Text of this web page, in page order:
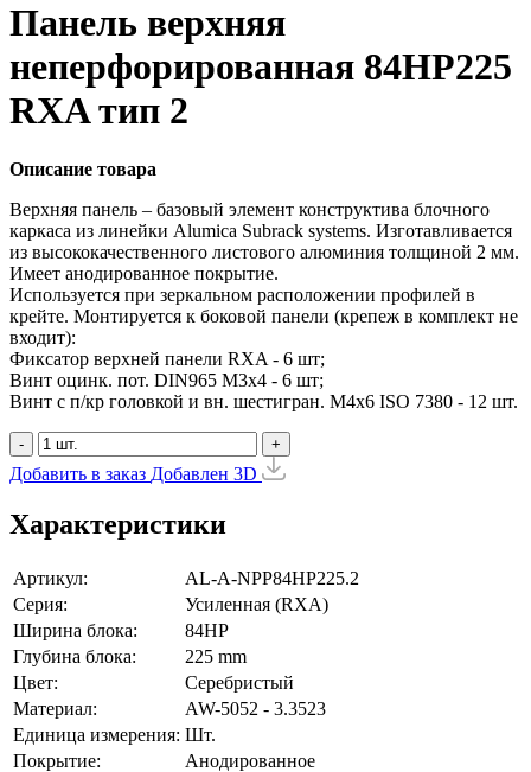
Панель верхняя
неперфорированная 84HP225
RXA тип 2
Описание товара
Верхняя панель – базовый элемент конструктива блочного
каркаса из линейки Alumica Subrack systems. Изготавливается
из высококачественного листового алюминия толщиной 2 мм.
Имеет анодированное покрытие.
Используется при зеркальном расположении профилей в
крейте. Монтируется к боковой панели (крепеж в комплект не
входит):
Фиксатор верхней панели RXA - 6 шт;
Винт оцинк. пот. DIN965 М3х4 - 6 шт;
Винт с п/кр головкой и вн. шестигран. М4x6 ISO 7380 - 12 шт.
- +
Добавить в заказ Добавлен 3D
Характеристики
Артикул:
AL-A-NPP84HP225.2
Серия:
Усиленная (RXA)
Ширина блока:
84HP
Глубина блока:
225 mm
Цвет:
Серебристый
Материал:
AW-5052 - 3.3523
Единица измерения: Шт.
Покрытие:
Анодированное